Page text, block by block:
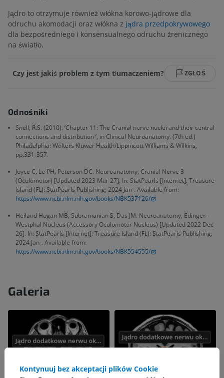
Jądro to otrzymuje również włókna korowo-jądrowe dla
odruchu akomodacji oraz włókna z jądra przedpokrywowego
dla bezpośredniego i konsensualnego odruchu źrenicznego
na światło.
Czy jest jakiś problem z tym tłumaczeniem? ZGŁOŚ
Odnośniki
Snell, R.S. (2010). ‘Chapter 11: The Cranial nerve nuclei and their central
connections and distribution ’, in Clinical Neuroanatomy. (7th ed.)
Philadelphia: Wolters Kluwer Health/Lippincott Williams & Wilkins,
pp.331-357.
Joyce C, Le PH, Peterson DC. Neuroanatomy, Cranial Nerve 3
(Oculomotor) [Updated 2023 Mar 27]. In: StatPearls [Internet]. Treasure
Island (FL): StatPearls Publishing; 2024 Jan-. Available from:
https://www.ncbi.nlm.nih.gov/books/NBK537126/
Heiland Hogan MB, Subramanian S, Das JM. Neuroanatomy, Edinger–
Westphal Nucleus (Accessory Oculomotor Nucleus) [Updated 2022 Dec
26]. In: StatPearls [Internet]. Treasure Island (FL): StatPearls Publishing;
2024 Jan-. Available from:
https://www.ncbi.nlm.nih.gov/books/NBK554555/
Galeria
Kontynuuj bez akceptacji plików Cookie